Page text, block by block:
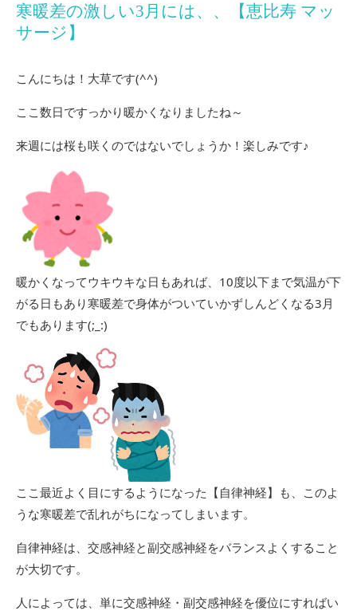
寒暖差の激しい3月には、、【恵比寿 マッ
サージ】
こんにちは！大草です(^^)
ここ数日ですっかり暖かくなりましたね～
来週には桜も咲くのではないでしょうか！楽しみです♪
暖かくなってウキウキな日もあれば、10度以下まで気温が下
がる日もあり寒暖差で身体がついていかずしんどくなる3月
でもあります(;_:)
ここ最近よく目にするようになった【自律神経】も、このよ
うな寒暖差で乱れがちになってしまいます。
自律神経は、交感神経と副交感神経をバランスよくすること
が大切です。
人によっては、単に交感神経・副交感神経を優位にすればい